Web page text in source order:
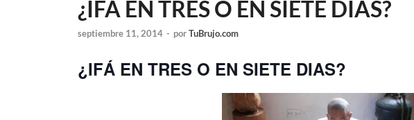
¿IFÁ EN TRES O EN SIETE DIAS?
septiembre 11, 2014 - porTuBrujo.com
¿IFÁ EN TRES O EN SIETE DIAS?